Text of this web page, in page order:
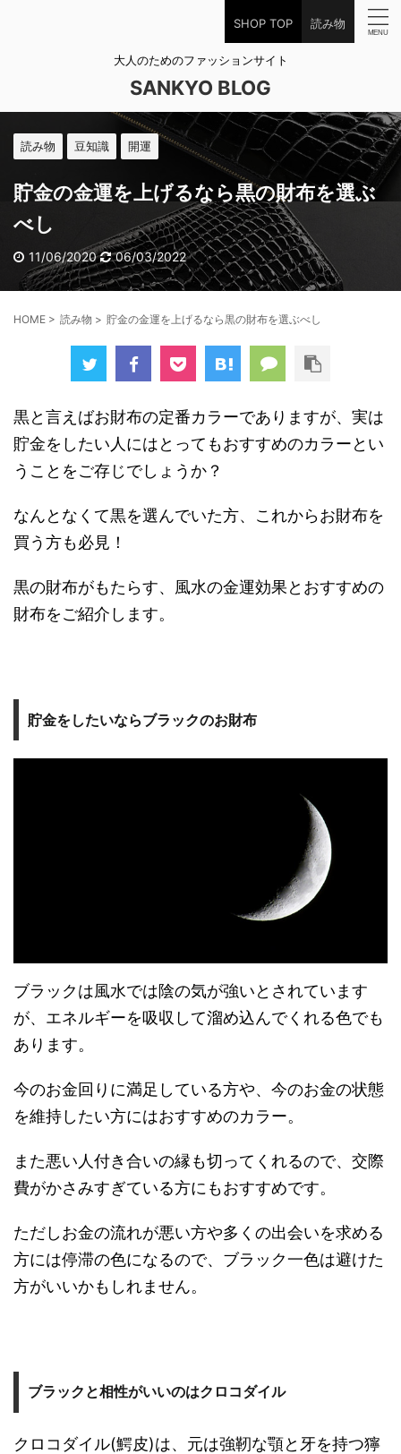
SHOP TOP 読み物
大人のためのファッションサイト
SANKYO BLOG
読み物 豆知識 開運
貯金の金運を上げるなら黒の財布を選ぶ
べし
11/06/2020 06/03/2022
HOME > 読み物 > 貯金の金運を上げるなら黒の財布を選ぶべし
黒と言えばお財布の定番カラーでありますが、実は
貯金をしたい人にはとってもおすすめのカラーとい
うことをご存じでしょうか？
なんとなくて黒を選んでいた方、これからお財布を
買う方も必見！
黒の財布がもたらす、風水の金運効果とおすすめの
財布をご紹介します。
貯金をしたいならブラックのお財布
ブラックは風水では陰の気が強いとされています
が、エネルギーを吸収して溜め込んでくれる色でも
あります。
今のお金回りに満足している方や、今のお金の状態
を維持したい方にはおすすめのカラー。
また悪い人付き合いの縁も切ってくれるので、交際
費がかさみすぎている方にもおすすめです。
ただしお金の流れが悪い方や多くの出会いを求める
方には停滞の色になるので、ブラック一色は避けた
方がいいかもしれません。
ブラックと相性がいいのはクロコダイル
クロコダイル(鰐皮)は、元は強靭な顎と牙を持つ獰